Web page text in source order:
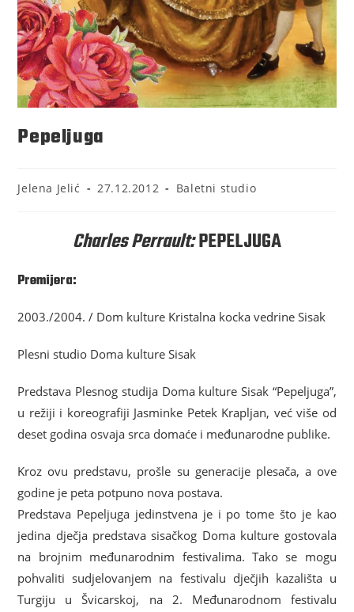
Pepeljuga
Jelena Jelić 27.12.2012 Baletni studio
Charles Perrault:PEPELJUGA
Premijera:
2003./2004. / Dom kulture Kristalna kocka vedrine Sisak
Plesni studio Doma kulture Sisak
Predstava Plesnog studija Doma kulture Sisak “Pepeljuga”,
u režiji i koreografiji Jasminke Petek Krapljan, već više od
deset godina osvaja srca domaće i međunarodne publike.
Kroz ovu predstavu, prošle su generacije plesača, a ove
godine je peta potpuno nova postava.
Predstava Pepeljuga jedinstvena je i po tome što je kao
jedina dječja predstava sisačkog Doma kulture gostovala
na brojnim međunarodnim festivalima. Tako se mogu
pohvaliti sudjelovanjem na festivalu dječjih kazališta u
Turgiju u Švicarskoj, na 2. Međunarodnom festivalu